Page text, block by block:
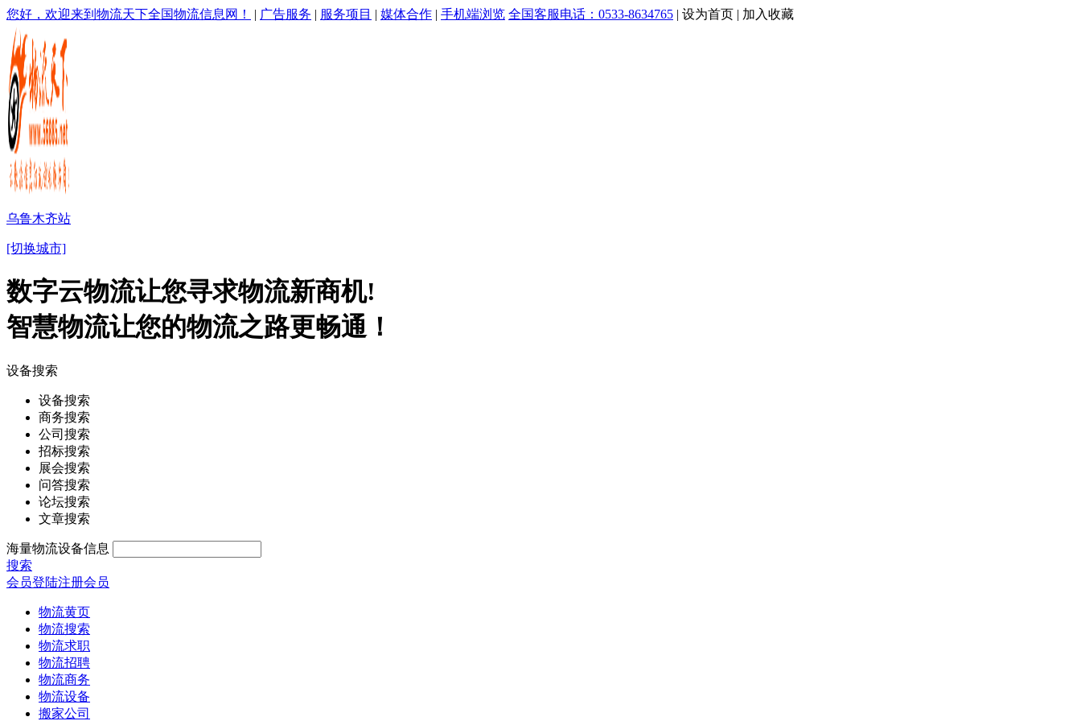
您好，欢迎来到物流天下全国物流信息网！ | 广告服务 | 服务项目 | 媒体合作 | 手机端浏览 全国客服电话：0533-8634765 | 设为首页 | 加入收藏
乌鲁木齐站
[切换城市]
数字云物流让您寻求物流新商机!
智慧物流让您的物流之路更畅通！
设备搜索
设备搜索
商务搜索
公司搜索
招标搜索
展会搜索
问答搜索
论坛搜索
文章搜索
海量物流设备信息
搜索
会员登陆注册会员
物流黄页
物流搜索
物流求职
物流招聘
物流商务
物流设备
搬家公司